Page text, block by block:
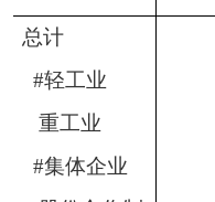
总计
#轻工业
重工业
#集体企业